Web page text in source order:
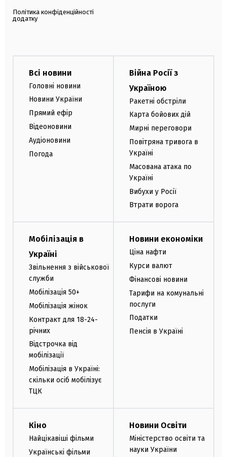
Політика конфіденційності
додатку
Всі новини
Головні новини
Новини України
Прямий ефір
Відеоновини
Аудіоновини
Погода
Війна Росії з
Україною
Ракетні обстріли
Карта бойових дій
Мирні переговори
Повітряна тривога в
Україні
Масована атака по
Україні
Вибухи у Росії
Втрати ворога
Мобілізація в
Україні
Звільнення з військової
служби
Мобілізація 50+
Мобілізація жінок
Контракт для 18-24-
річних
Відстрочка від
мобілізації
Мобілізація в Україні:
скільки осіб мобілізує
ТЦК
Новини економіки
Ціна нафти
Курси валют
Фінансові новини
Тарифи на комунальні
послуги
Податки
Пенсія в Україні
Кіно
Найцікавіші фільми
Українські фільми
Новини Освіти
Міністерство освіти та
науки України